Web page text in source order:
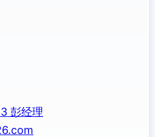
彭经理